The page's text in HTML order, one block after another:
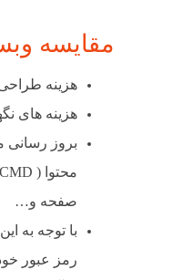
مقایسه
هزینه
هزینه های
بروز رسانی
محتوا ( CMD یا پورتال) می تواند به راحتی در هر مکان و زمانی
صفحه و…
با توجه به
رمز عبور